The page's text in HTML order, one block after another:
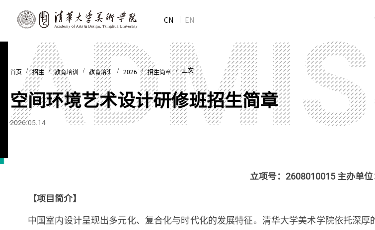
CN EN
首页 /招生 /教育培训 / 教育培训 / 2026 /招生简章/ 正文
空间环境艺术设计研修班招生简章
2026.05.14
立项号：2608010015 主办单
【项目简介】
中国室内设计呈现出多元化、复合化与时代化的发展特征。清华大学美术学院依托深